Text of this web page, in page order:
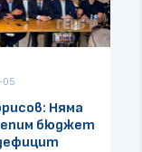
Няма
бюджет